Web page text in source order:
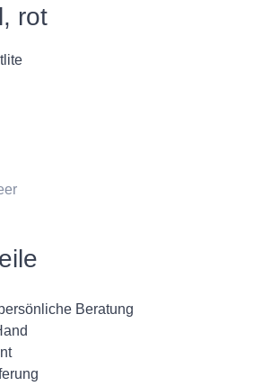
rot
Beratung